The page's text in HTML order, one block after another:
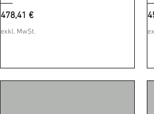
Preis
478,41 €
exkl. MwSt.